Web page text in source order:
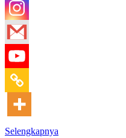
Selengkapnya